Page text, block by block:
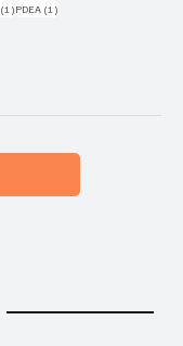
(1)1 篇文章
PDEA (1)